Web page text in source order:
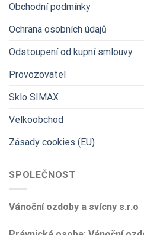
Obchodní podmínky
Ochrana osobních údajů
Odstoupení od kupní smlouvy
Provozovatel
Sklo SIMAX
Velkoobchod
Zásady cookies (EU)
SPOLEČNOST
Vánoční ozdoby a svícny s.r.o